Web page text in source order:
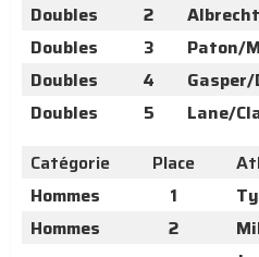
Doubles
2
Doubles
3 Paton/
Doubles
4
Doubles
5 Lane/
Catégorie
Place
Hommes
1
Hommes
2